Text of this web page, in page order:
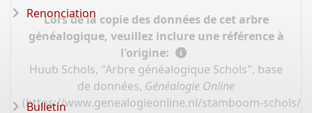
Lors de la copie des données de cet arbre
généalogique, veuillez inclure une référence à
l'origine:
Huub Schols, "Arbre généalogique Schols", base
de données, Généalogie Online
(https://www.genealogieonline.nl/stamboom-schols/
Renonciation
Bulletin